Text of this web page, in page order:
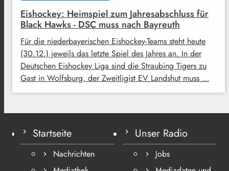
Eishockey: Heimspiel zum Jahresabschluss für
Black Hawks - DSC muss nach Bayreuth
Für die niederbayerischen Eishockey-Teams steht heute
(30.12.) jeweils das letzte Spiel des Jahres an. In der
Deutschen Eishockey Liga sind die Straubing Tigers zu
Gast in Wolfsburg, der Zweitligist EV Landshut muss …
Startseite
Nachrichten
Unser Radio
Jobs